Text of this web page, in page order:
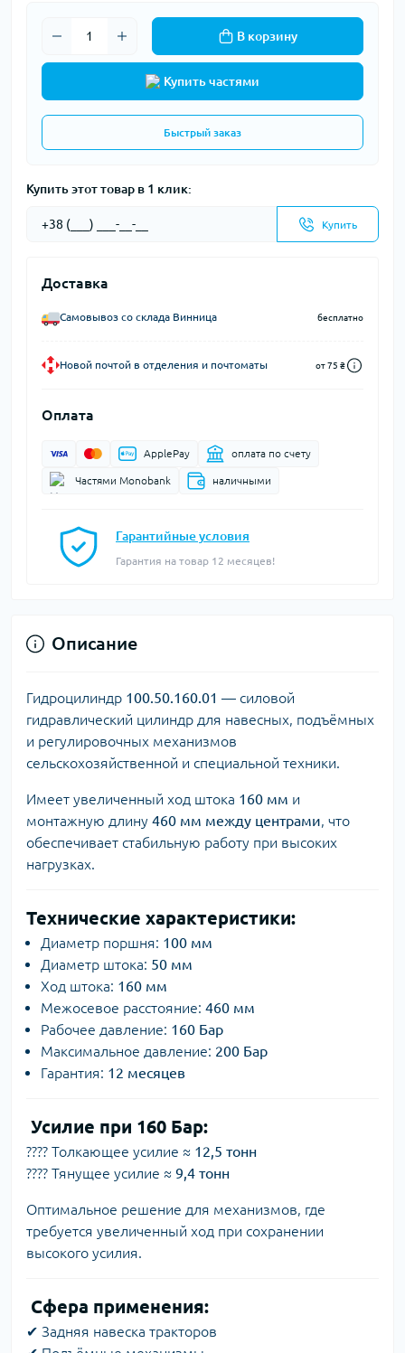
В корзину
Купить частями
Быстрый заказ
Купить этот товар в 1 клик:
Купить
Доставка
Самовывоз со склада Винница бесплатно
Новой почтой в отделения и почтоматы от 75 ₴
Оплата
ApplePay оплата по счету
Частями Monobank наличными
Гарантийные условия
Гарантия на товар 12 месяцев!
Описание
Гидроцилиндр 100.50.160.01 — силовой
гидравлический цилиндр для навесных, подъёмных
и регулировочных механизмов
сельскохозяйственной и специальной техники.
Имеет увеличенный ход штока 160 мм и
монтажную длину 460 мм между центрами, что
обеспечивает стабильную работу при высоких
нагрузках.
Технические характеристики:
Диаметр поршня: 100 мм
Диаметр штока: 50 мм
Ход штока: 160 мм
Межосевое расстояние: 460 мм
Рабочее давление: 160 Бар
Максимальное давление: 200 Бар
Гарантия: 12 месяцев
Усилие при 160 Бар:
???? Толкающее усилие ≈ 12,5 тонн
???? Тянущее усилие ≈ 9,4 тонн
Оптимальное решение для механизмов, где
требуется увеличенный ход при сохранении
высокого усилия.
Сфера применения:
✔ Задняя навеска тракторов